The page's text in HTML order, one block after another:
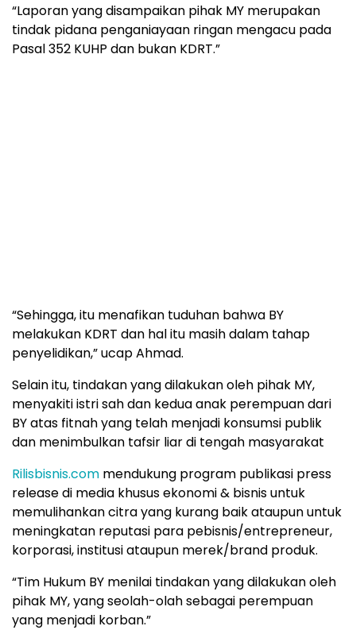
“Laporan yang disampaikan pihak MY merupakan
tindak pidana penganiayaan ringan mengacu pada
Pasal 352 KUHP dan bukan KDRT.”
“Sehingga, itu menafikan tuduhan bahwa BY
melakukan KDRT dan hal itu masih dalam tahap
penyelidikan,” ucap Ahmad.
Selain itu, tindakan yang dilakukan oleh pihak MY,
menyakiti istri sah dan kedua anak perempuan dari
BY atas fitnah yang telah menjadi konsumsi publik
dan menimbulkan tafsir liar di tengah masyarakat
Rilisbisnis.com mendukung program publikasi press
release di media khusus ekonomi & bisnis untuk
memulihankan citra yang kurang baik ataupun untuk
meningkatan reputasi para pebisnis/entrepreneur,
korporasi, institusi ataupun merek/brand produk.
“Tim Hukum BY menilai tindakan yang dilakukan oleh
pihak MY, yang seolah-olah sebagai perempuan
yang menjadi korban.”